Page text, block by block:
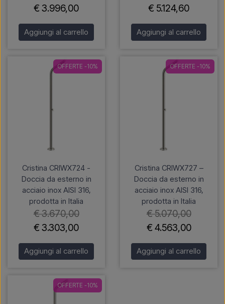
€ 3.996,00
Aggiungi al carrello
€ 5.124,60
Aggiungi al carrello
OFFERTE -10%
Cristina CRIWX724 -
Doccia da esterno in
acciaio inox AISI 316,
prodotta in Italia
€ 3.670,00
€ 3.303,00
Aggiungi al carrello
OFFERTE -10%
Cristina CRIWX727 –
Doccia da esterno in
acciaio inox AISI 316,
prodotta in Italia
€ 5.070,00
€ 4.563,00
Aggiungi al carrello
OFFERTE -10%